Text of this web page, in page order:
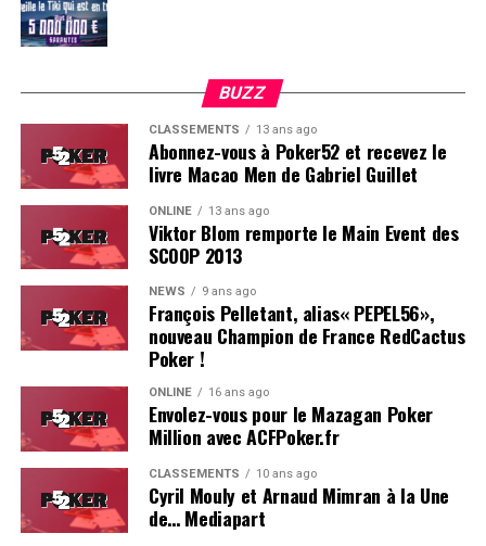
Soleau à gauche, sorti par Logghe au centre
BUZZ
CLASSEMENTS 13 ans ago
Abonnez-vous à Poker52 et recevez le
livre Macao Men de Gabriel Guillet
ONLINE 13 ans ago
Viktor Blom remporte le Main Event des
SCOOP 2013
NEWS 9 ans ago
François Pelletant, alias« PEPEL56»,
nouveau Champion de France RedCactus
Poker !
ONLINE 16 ans ago
Envolez-vous pour le Mazagan Poker
Million avec ACFPoker.fr
CLASSEMENTS 10 ans ago
Cyril Mouly et Arnaud Mimran à la Une
de… Mediapart